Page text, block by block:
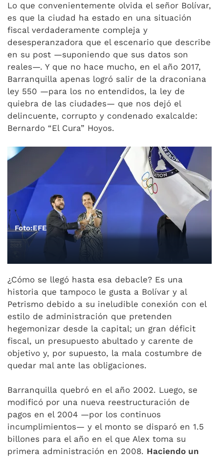
Lo que convenientemente olvida el señor Bolívar,
es que la ciudad ha estado en una situación
fiscal verdaderamente compleja y
desesperanzadora que el escenario que describe
en su post —suponiendo que sus datos son
reales—. Y que no hace mucho, en el año 2017,
Barranquilla apenas logró salir de la draconiana
ley 550 —para los no entendidos, la ley de
quiebra de las ciudades— que nos dejó el
delincuente, corrupto y condenado exalcalde:
Bernardo “El Cura” Hoyos.
Foto:EFE
¿Cómo se llegó hasta esa debacle? Es una
historia que tampoco le gusta a Bolívar y al
Petrismo debido a su ineludible conexión con el
estilo de administración que pretenden
hegemonizar desde la capital; un gran déficit
fiscal, un presupuesto abultado y carente de
objetivo y, por supuesto, la mala costumbre de
quedar mal ante las obligaciones.
Barranquilla quebró en el año 2002. Luego, se
modificó por una nueva reestructuración de
pagos en el 2004 —por los continuos
incumplimientos— y el monto se disparó en 1.5
billones para el año en el que Alex toma su
primera administración en 2008. Haciendo un